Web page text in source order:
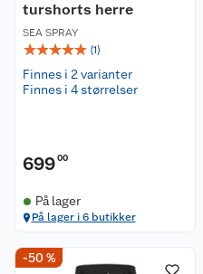
turshorts herre
SEA SPRAY
☆☆☆☆☆ (1)
Finnes i 2 varianter
Finnes i 4 størrelser
69900
På lager
På lager i 6 butikker
-50 %